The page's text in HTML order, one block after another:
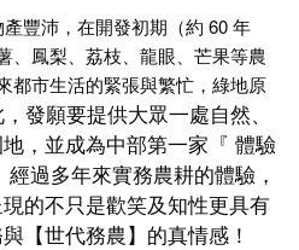
產豐沛，在開發初期（約 60 年
、鳳梨、荔枝、龍眼、芒果等農
都市生活的緊張與繁忙，綠地原
發願要提供大眾一處自然、
，並成為中部第一家『 體驗
經過多年來實務農耕的體驗，
的不只是歡笑及知性更具有
【世代務農】的真情感！